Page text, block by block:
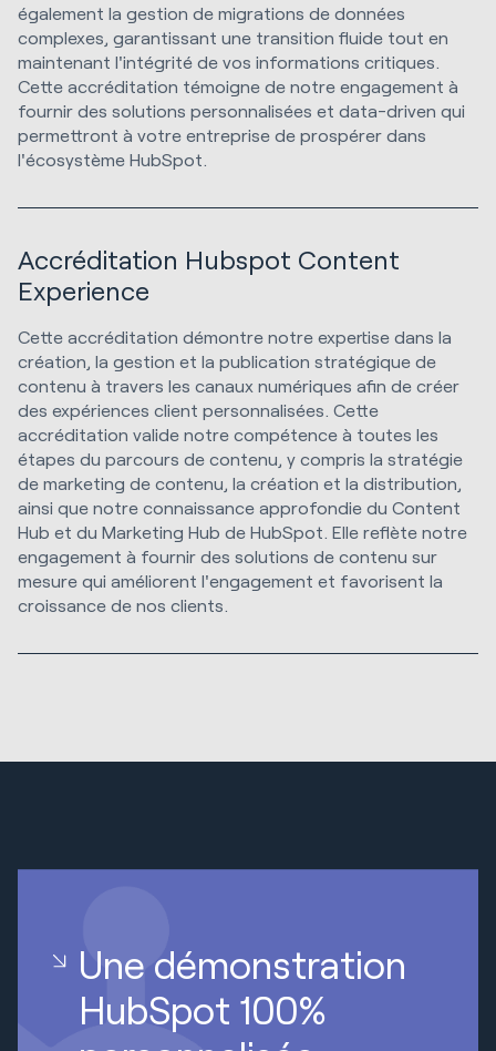
également la gestion de migrations de données
complexes, garantissant une transition fluide tout en
maintenant l'intégrité de vos informations critiques.
Cette accréditation témoigne de notre engagement à
fournir des solutions personnalisées et data-driven qui
permettront à votre entreprise de prospérer dans
l'écosystème HubSpot.
Accréditation Hubspot Content
Experience
Cette accréditation démontre notre expertise dans la
création, la gestion et la publication stratégique de
contenu à travers les canaux numériques afin de créer
des expériences client personnalisées. Cette
accréditation valide notre compétence à toutes les
étapes du parcours de contenu, y compris la stratégie
de marketing de contenu, la création et la distribution,
ainsi que notre connaissance approfondie du Content
Hub et du Marketing Hub de HubSpot. Elle reflète notre
engagement à fournir des solutions de contenu sur
mesure qui améliorent l'engagement et favorisent la
croissance de nos clients.
Une démonstration
HubSpot 100%